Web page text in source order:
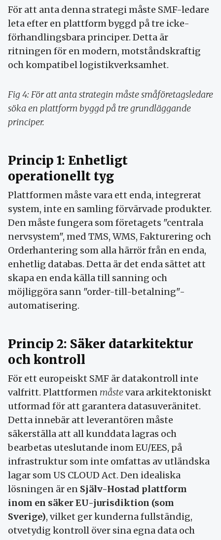
För att anta denna strategi måste SMF-ledare
leta efter en plattform byggd på tre icke-
förhandlingsbara principer. Detta är
ritningen för en modern, motståndskraftig
och kompatibel logistikverksamhet.
Fig 4: För att anta strategin måste småföretagsledare
söka en plattform byggd på tre grundläggande
principer.
Princip 1: Enhetligt
operationellt tyg
Plattformen måste vara ett enda, integrerat
system, inte en samling förvärvade produkter.
Den måste fungera som företagets "centrala
nervsystem", med TMS, WMS, Fakturering och
Orderhantering som alla härrör från en enda,
enhetlig databas. Detta är det enda sättet att
skapa en enda källa till sanning och
möjliggöra sann "order-till-betalning"-
automatisering.
Princip 2: Säker datarkitektur
och kontroll
För ett europeiskt SMF är datakontroll inte
valfritt. Plattformen måstevara arkitektoniskt
utformad för att garantera datasuveränitet.
Detta innebär att leverantören måste
säkerställa att all kunddata lagras och
bearbetas uteslutande inom EU/EES, på
infrastruktur som inte omfattas av utländska
lagar som US CLOUD Act. Den idealiska
lösningen är en Själv-Hostad plattform
inom en säker EU-jurisdiktion (som
Sverige), vilket ger kunderna fullständig,
otvetydig kontroll över sina egna data och